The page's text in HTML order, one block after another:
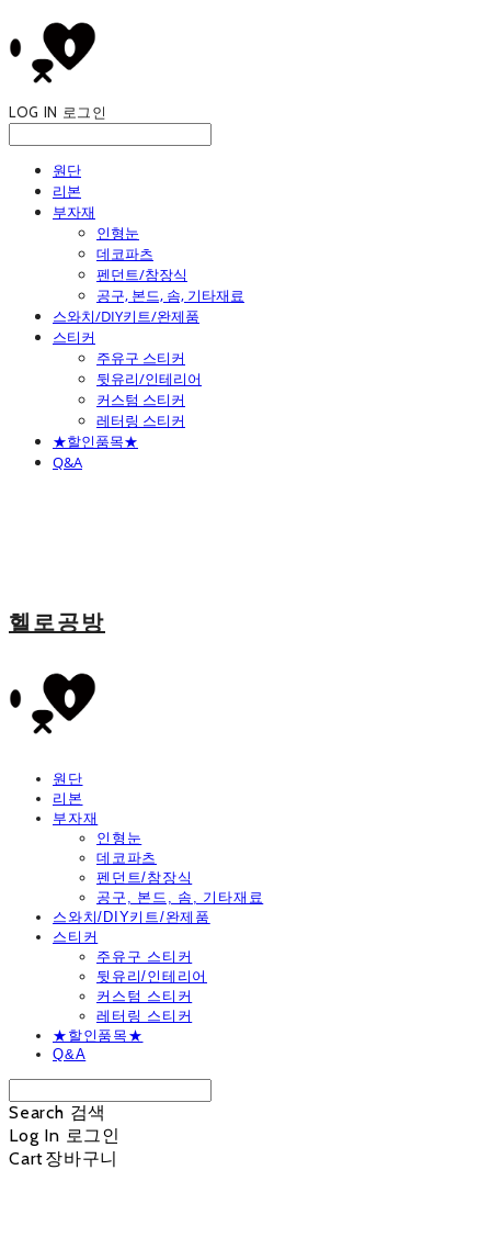
LOG IN 로그인
원단
리본
부자재
인형눈
데코파츠
펜던트/참장식
공구, 본드, 솜, 기타재료
스와치/DIY키트/완제품
스티커
주유구 스티커
뒷유리/인테리어
커스텀 스티커
레터링 스티커
★할인품목★
Q&A
헬로공방
원단
리본
부자재
인형눈
데코파츠
펜던트/참장식
공구, 본드, 솜, 기타재료
스와치/DIY키트/완제품
스티커
주유구 스티커
뒷유리/인테리어
커스텀 스티커
레터링 스티커
★할인품목★
Q&A
Search 검색
Log In 로그인
Cart장바구니